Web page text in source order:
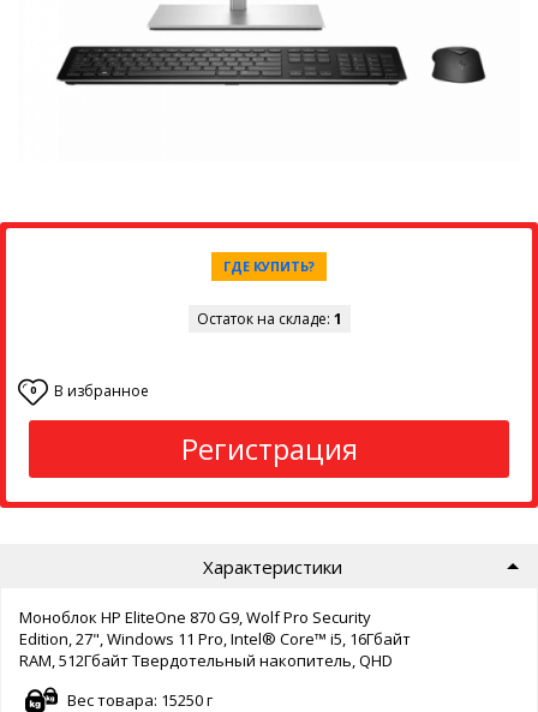
ГДЕ КУПИТЬ?
Остаток на складе: 1
0 В избранное
Регистрация
Характеристики
Моноблок HP EliteOne 870 G9, Wolf Pro Security
Edition, 27", Windows 11 Pro, Intel® Core™ i5, 16Гбайт
RAM, 512Гбайт Твердотельный накопитель, QHD
Вес товара: 15250 г